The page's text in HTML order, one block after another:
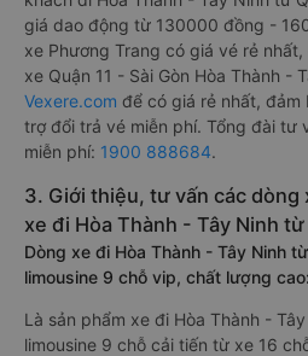
giá dao động từ 130000 đồng -
xe Phương Trang có giá vé rẻ
xe Quận 11 - Sài Gòn Hòa Thành -
Vexere.com để có giá rẻ nhất, đảm
trợ đổi trả vé miễn phí. Tổng đài tư
miễn phí: 1900 888684.
3. Giới thiệu, tư vấn các
xe đi Hòa Thành - Tây Ninh từ
Dòng xe đi Hòa Thành - Tây Ninh
limousine 9 chỗ vip, chất lượng
Là sản phẩm xe đi Hòa Thành -
limousine 9 chỗ cải tiến từ xe 16